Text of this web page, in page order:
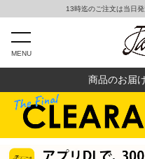
13時迄のご注文は当日
MENU
商品のお届